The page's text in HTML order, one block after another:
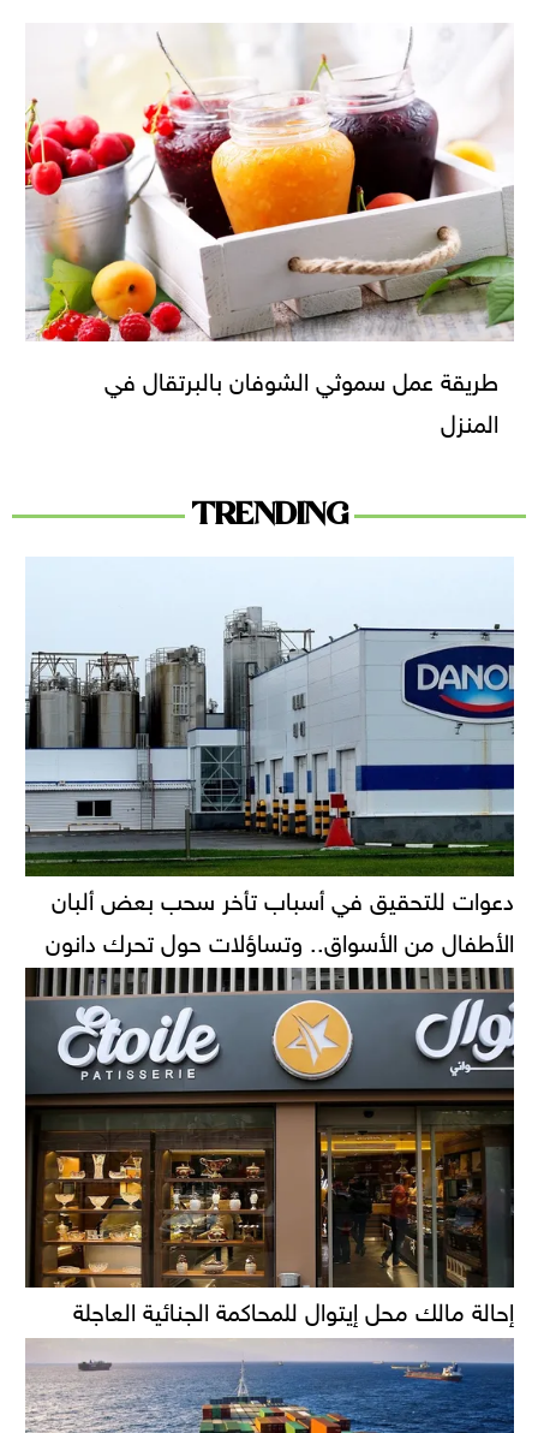
طريقة عمل سموثي الشوفان بالبرتقال في
المنزل
TRENDING
دعوات للتحقيق في أسباب تأخر سحب بعض ألبان
الأطفال من الأسواق.. وتساؤلات حول تحرك دانون
إحالة مالك محل إيتوال للمحاكمة الجنائية العاجلة